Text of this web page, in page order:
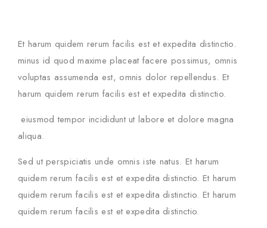
Et harum quidem rerum facilis est et expedita distinctio.
minus id quod maxime placeat facere possimus, omnis
voluptas assumenda est, omnis dolor repellendus. Et
harum quidem rerum facilis est et expedita distinctio.
eiusmod tempor incididunt ut labore et dolore magna
aliqua.
Sed ut perspiciatis unde omnis iste natus. Et harum
quidem rerum facilis est et expedita distinctio. Et harum
quidem rerum facilis est et expedita distinctio. Et harum
quidem rerum facilis est et expedita distinctio.